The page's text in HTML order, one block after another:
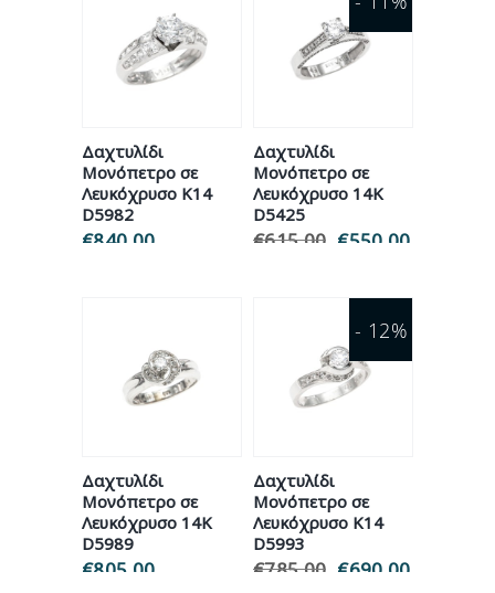
Δαχτυλίδι
Μονόπετρο σε
Λευκόχρυσο Κ14
D5982
€840.00
Δαχτυλίδι
Μονόπετρο σε
Λευκόχρυσο 14Κ
D5425
€615.00 Original
€615.00.
€550.00
είναι:
Δαχτυλίδι
Μονόπετρο σε
Λευκόχρυσο 14Κ
D5989
€805.00
- 12%
Δαχτυλίδι
Μονόπετρο σε
Λευκόχρυσο Κ14
D5993
€785.00 Original
€690.00